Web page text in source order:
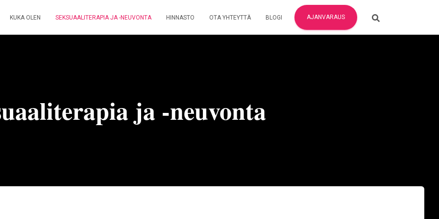
KUKA OLEN SEKSUAALITERAPIA JA -NEUVONTA HINNASTO OTA YHTEYTTÄ BLOGI AJANVARAUS
ja -neuvonta